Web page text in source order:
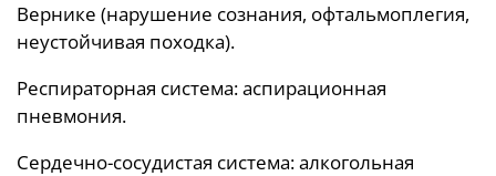
Вернике (нарушение сознания, офтальмоплегия,
неустойчивая походка).
Респираторная система: аспирационная
пневмония.
Сердечно-сосудистая система: алкогольная